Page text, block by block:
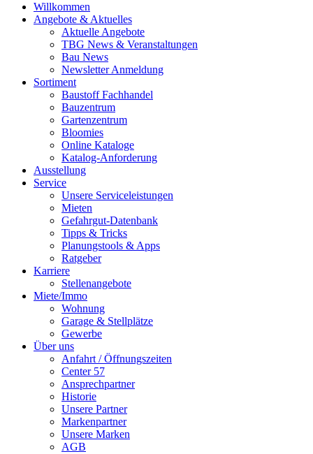
Willkommen
Angebote & Aktuelles
Aktuelle Angebote
TBG News & Veranstaltungen
Bau News
Newsletter Anmeldung
Sortiment
Baustoff Fachhandel
Bauzentrum
Gartenzentrum
Bloomies
Online Kataloge
Katalog-Anforderung
Ausstellung
Service
Unsere Serviceleistungen
Mieten
Gefahrgut-Datenbank
Tipps & Tricks
Planungstools & Apps
Ratgeber
Karriere
Stellenangebote
Miete/Immo
Wohnung
Garage & Stellplätze
Gewerbe
Über uns
Anfahrt / Öffnungszeiten
Center 57
Ansprechpartner
Historie
Unsere Partner
Markenpartner
Unsere Marken
AGB